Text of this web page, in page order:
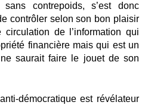
sans contrepoids, s’est donc
contrôler selon son bon plaisir
circulation de l’information qui
financière mais qui est un
saurait faire le jouet de son
démocratique est révélateur